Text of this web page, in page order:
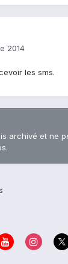
2014
les sms.
archivé et ne